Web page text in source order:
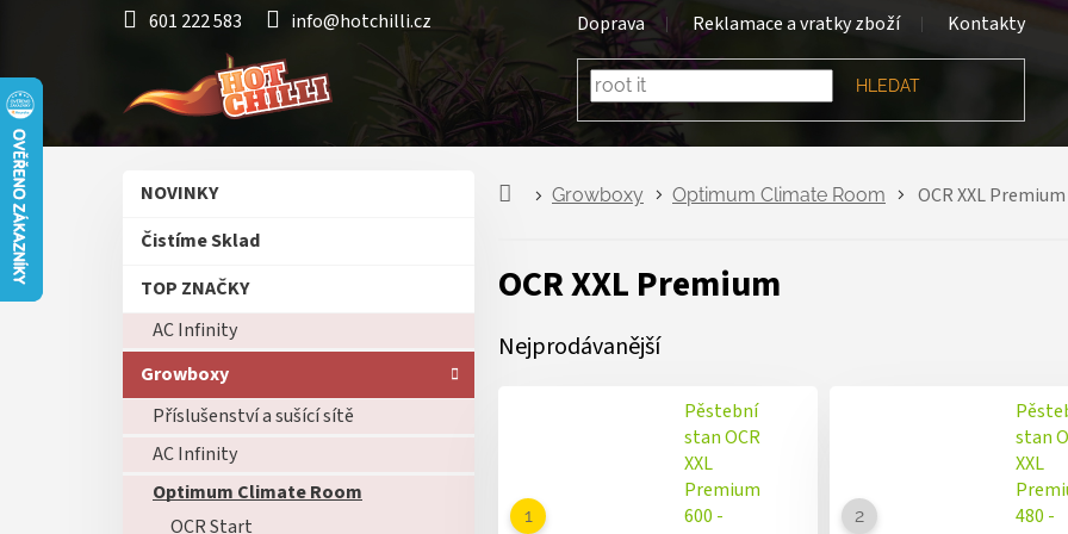
601 222 583 info@hotchilli.cz Doprava Reklamace a vratky zboží Kontakty
HLEDAT
a
í
Přeskočit
NOVINKY
Čistíme Sklad
TOP ZNAČKY
AC Infinity
Growboxy
Příslušenství a sušící sítě
AC Infinity
Optimum Climate Room
OCR Start
Growboxy Optimum Climate Room OCR XXL Premium
OCR XXL Premium
Nejprodávanější
Pěstební
stan OCR
XXL
Premium
600 -
stan
XXL
480 -